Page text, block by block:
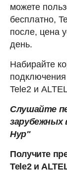
можете
бесплатно,
после, цена
день.
Набирайте
подключения
Tele2 и
Слушайте
зарубежных
Нур"
Получите
Tele2 и